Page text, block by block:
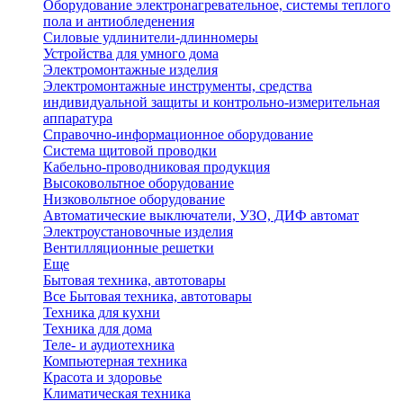
Оборудование электронагревательное, системы теплого
пола и антиобледенения
Силовые удлинители-длинномеры
Устройства для умного дома
Электромонтажные изделия
Электромонтажные инструменты, средства
индивидуальной защиты и контрольно-измерительная
аппаратура
Справочно-информационное оборудование
Система щитовой проводки
Кабельно-проводниковая продукция
Высоковольтное оборудование
Низковольтное оборудование
Автоматические выключатели, УЗО, ДИФ автомат
Электроустановочные изделия
Вентилляционные решетки
Еще
Бытовая техника, автотовары
Все Бытовая техника, автотовары
Техника для кухни
Техника для дома
Теле- и аудиотехника
Компьютерная техника
Красота и здоровье
Климатическая техника